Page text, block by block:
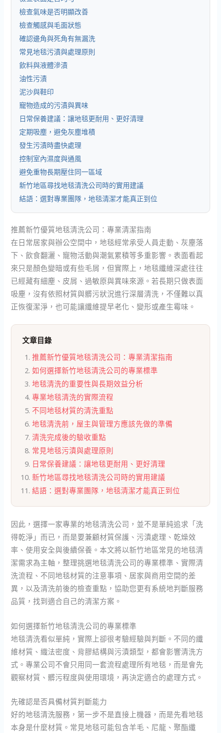
檢查氣味是否明顯改善
檢查觸感與毛面狀態
確認邊角與死角有無漏洗
常見地毯污漬與處理原則
飲料與液體滲漬
油性污漬
泥沙與鞋印
寵物造成的污漬與異味
日常保養建議：讓地毯更耐用、更好清理
定期吸塵，避免灰塵堆積
發生污漬時盡快處理
控制室內濕度與通風
避免重物長期壓住同一區域
新竹地區尋找地毯清洗公司時的實用建議
結語：選對專業團隊，地毯清潔才能真正到位
推薦新竹優質地毯清洗公司：專業清潔指南
在日常居家與辦公空間中，地毯經常承受人員走動、灰塵落
下、飲食翻灑、寵物活動與潮氣累積等多重影響。表面看起
來只是顏色變暗或有些毛屑，但實際上，地毯纖維深處往往
已經藏有細塵、皮屑、過敏原與異味來源。若長期只做表面
吸塵，沒有依照材質與髒污狀況進行深層清洗，不僅難以真
正恢復潔淨，也可能讓纖維提早老化、變形或產生霉味。
文章目錄
推薦新竹優質地毯清洗公司：專業清潔指南
如何選擇新竹地毯清洗公司的專業標準
地毯清洗的重要性與長期效益分析
專業地毯清洗的實際流程
不同地毯材質的清洗重點
地毯清洗前，屋主與管理方應該先做的準備
清洗完成後的驗收重點
常見地毯污漬與處理原則
日常保養建議：讓地毯更耐用、更好清理
新竹地區尋找地毯清洗公司時的實用建議
結語：選對專業團隊，地毯清潔才能真正到位
因此，選擇一家專業的地毯清洗公司，並不是單純追求「洗
得乾淨」而已，而是要兼顧材質保護、污漬處理、乾燥效
率、使用安全與後續保養。本文將以新竹地區常見的地毯清
潔需求為主軸，整理挑選地毯清洗公司的專業標準、實際清
洗流程、不同地毯材質的注意事項、居家與商用空間的差
異，以及清洗前後的檢查重點，協助您更有系統地判斷服務
品質，找到適合自己的清潔方案。
如何選擇新竹地毯清洗公司的專業標準
地毯清洗看似單純，實際上卻很考驗經驗與判斷。不同的纖
維材質、織法密度、背膠結構與污漬類型，都會影響清洗方
式。專業公司不會只用同一套流程處理所有地毯，而是會先
觀察材質、髒污程度與使用環境，再決定適合的處理方式。
先確認是否具備材質判斷能力
好的地毯清洗服務，第一步不是直接上機器，而是先看地毯
本身是什麼材質。常見地毯可能包含羊毛、尼龍、聚酯纖